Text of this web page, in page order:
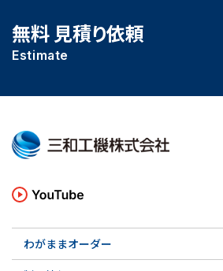
無料 見積り依頼
Estimate
わがままオーダー